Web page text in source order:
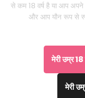
से कम 18 वर्ष है या आप
और आप यौन रूप से
मेरी उम्र
मेरी